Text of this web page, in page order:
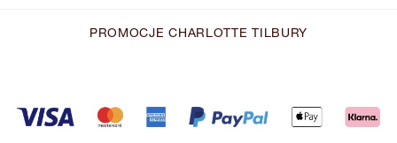
PROMOCJE CHARLOTTE TILBURY